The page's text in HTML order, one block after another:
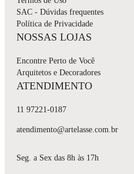
SAC - Dúvidas frequentes
Política de Privacidade
NOSSAS LOJAS
Encontre Perto de Você
Arquitetos e Decoradores
ATENDIMENTO
11 97221-0187
atendimento@artelasse.com.br
Seg. a Sex das 8h às 17h